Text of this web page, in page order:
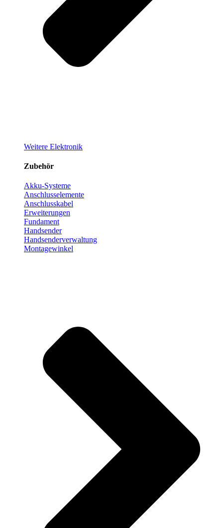
Weitere Elektronik
Zubehör
Akku-Systeme
Anschlusselemente
Anschlusskabel
Erweiterungen
Fundament
Handsender
Handsenderverwaltung
Montagewinkel